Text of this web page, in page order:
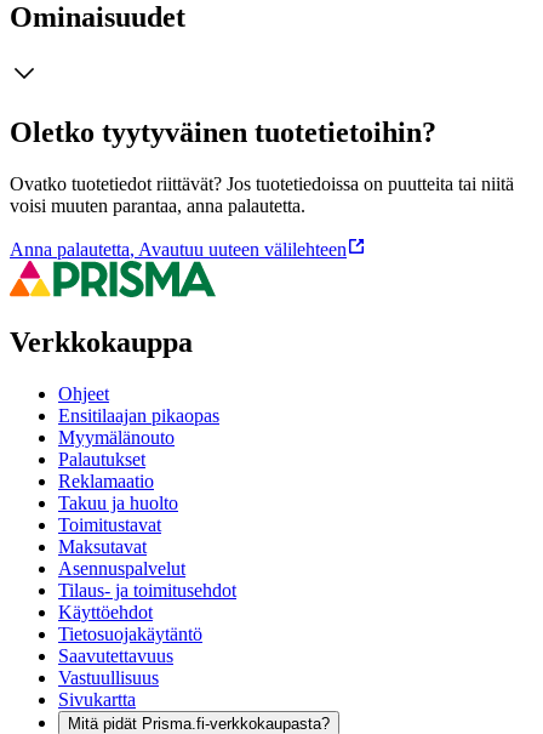
Ominaisuudet
Oletko tyytyväinen tuotetietoihin?
Ovatko tuotetiedot riittävät? Jos tuotetiedoissa on puutteita tai niitä
voisi muuten parantaa, anna palautetta.
Anna palautetta, Avautuu uuteen välilehteen
Verkkokauppa
Ohjeet
Ensitilaajan pikaopas
Myymälänouto
Palautukset
Reklamaatio
Takuu ja huolto
Toimitustavat
Maksutavat
Asennuspalvelut
Tilaus- ja toimitusehdot
Käyttöehdot
Tietosuojakäytäntö
Saavutettavuus
Vastuullisuus
Sivukartta
Mitä pidät Prisma.fi-verkkokaupasta?